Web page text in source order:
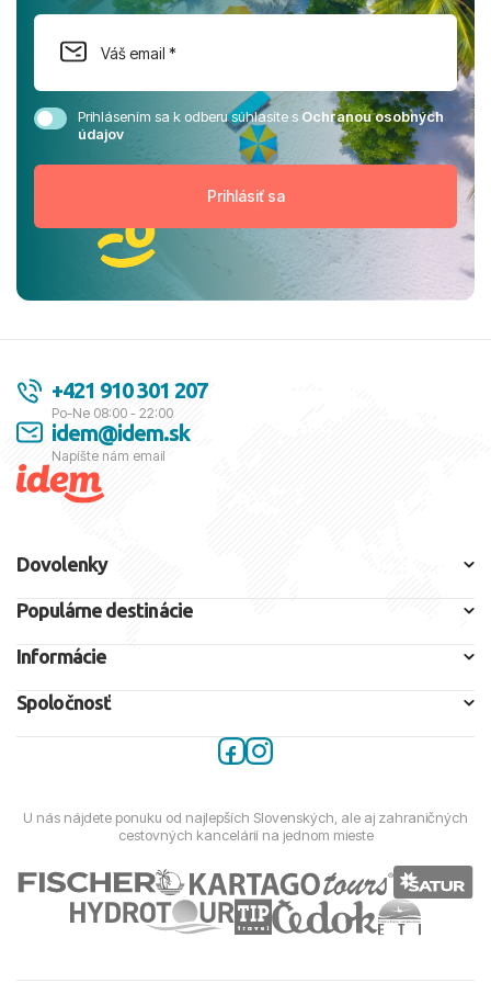
Prihlásením sa k odberu súhlasíte sOchranou osobných
údajov
+421 910 301 207
Po-Ne 08:00 - 22:00
idem@idem.sk
Napíšte nám email
Dovolenky
Populárne destinácie
Informácie
Spoločnosť
U nás nájdete ponuku od najlepších Slovenských, ale aj zahraničných
cestovných kancelárií na jednom mieste